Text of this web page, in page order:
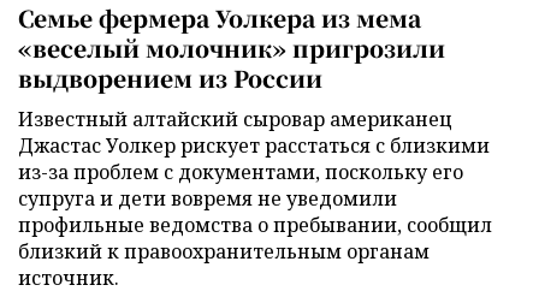
Семье фермера Уолкера из мема
«веселый молочник» пригрозили
выдворением из России
Известный алтайский сыровар американец
Джастас Уолкер рискует расстаться с близкими
из-за проблем с документами, поскольку его
супруга и дети вовремя не уведомили
профильные ведомства о пребывании, сообщил
близкий к правоохранительным органам
источник.